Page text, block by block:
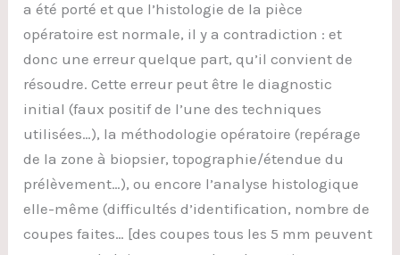
a été porté et que l’histologie de la pièce
opératoire est normale, il y a contradiction : et
donc une erreur quelque part, qu’il convient de
résoudre. Cette erreur peut être le diagnostic
initial (faux positif de l’une des techniques
utilisées…), la méthodologie opératoire (repérage
de la zone à biopsier, topographie/étendue du
prélèvement…), ou encore l’analyse histologique
elle-même (difficultés d’identification, nombre de
coupes faites… [des coupes tous les 5 mm peuvent